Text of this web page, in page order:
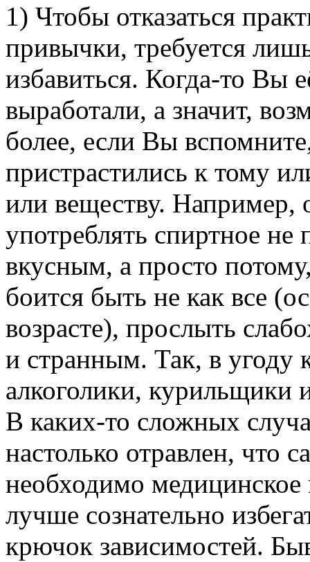
1) Чтобы отказаться
привычки, требуется
избавиться. Когда-то Вы
выработали, а значит,
более, если Вы
пристрастились к тому
или веществу. Например,
употреблять спиртное не
вкусным, а просто
боится быть не как все
возрасте), прослыть
и странным. Так, в угоду
алкоголики, курильщики
В каких-то сложных
настолько отравлен, что
необходимо
лучше сознательно
крючок зависимостей.